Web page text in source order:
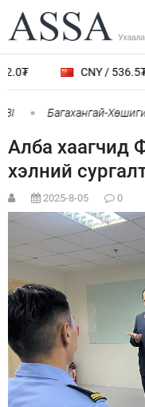
CNY / 536.5₮
Багахангай-
Алба хаагчид
хэлний
2025-8-05 0